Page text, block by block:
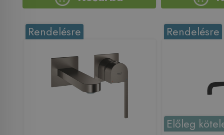
Rendelésre Rendelésre
Előleg